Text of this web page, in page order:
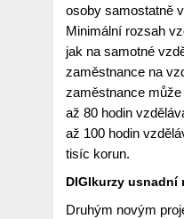
osoby samostatně
Minimální rozsah
jak na samotné
zaměstnance na
zaměstnance
až 80 hodin
až 100 hodin
tisíc korun.
DIGIkurzy
Druhým novým